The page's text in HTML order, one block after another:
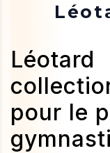
Léotard
pour le